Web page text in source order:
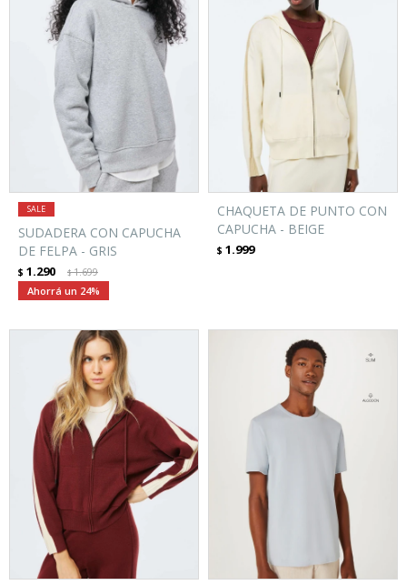
SUDADERA CON CAPUCHA
DE FELPA - GRIS
$ 1.290 $1.699
24
CHAQUETA DE PUNTO CON
CAPUCHA - BEIGE
$ 1.999